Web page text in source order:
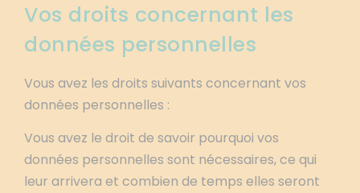
Vos droits concernant les
données personnelles
Vous avez les droits suivants concernant vos
données personnelles :
Vous avez le droit de savoir pourquoi vos
données personnelles sont nécessaires, ce qui
leur arrivera et combien de temps elles seront